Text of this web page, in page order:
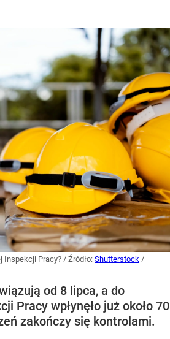
Inspekcji Pracy? / Źródło: Shutterstock /
od 8 lipca, a do
Pracy wpłynęło już około 70
zakończy się kontrolami.